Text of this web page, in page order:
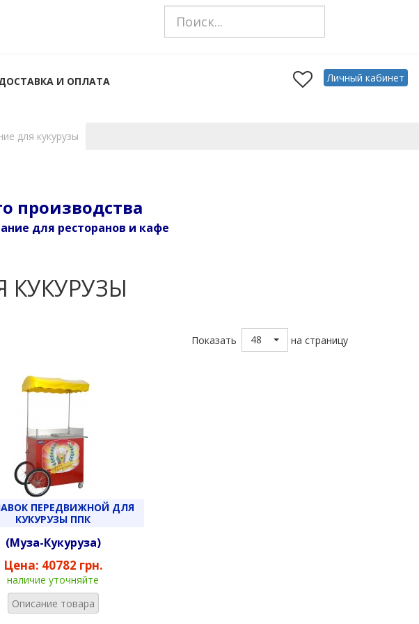
И ОПЛАТА
Личный кабинет
для кукурузы
производства
для ресторанов и кафе
КУКУРУЗЫ
Показать 48 на страницу
ПЕРЕДВИЖНОЙ ДЛЯ
КУКУРУЗЫ ППК
(Муза-Кукуруза)
Цена: 40782 грн.
наличие уточняйте
Описание товара